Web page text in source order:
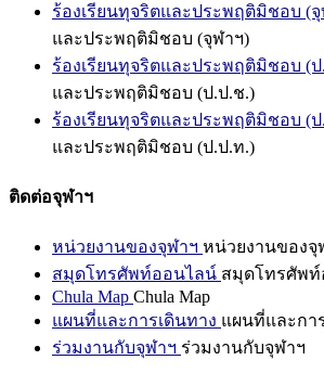
ร้องเรียนทุจริตและประพฤติมิชอบ (
และประพฤติมิชอบ (จุฬาฯ)
ร้องเรียนทุจริตและประพฤติมิชอบ (
และประพฤติมิชอบ (ป.ป.ช.)
ร้องเรียนทุจริตและประพฤติมิชอบ (
และประพฤติมิชอบ (ป.ป.ท.)
ติดต่อจุฬาฯ
หน่วยงานของจุฬาฯ หน่วยงานของจุ
สมุดโทรศัพท์ออนไลน์ สมุดโทรศัพ
Chula Map Chula Map
แผนที่และการเดินทาง แผนที่และกา
ร่วมงานกับจุฬาฯ ร่วมงานกับจุฬาฯ